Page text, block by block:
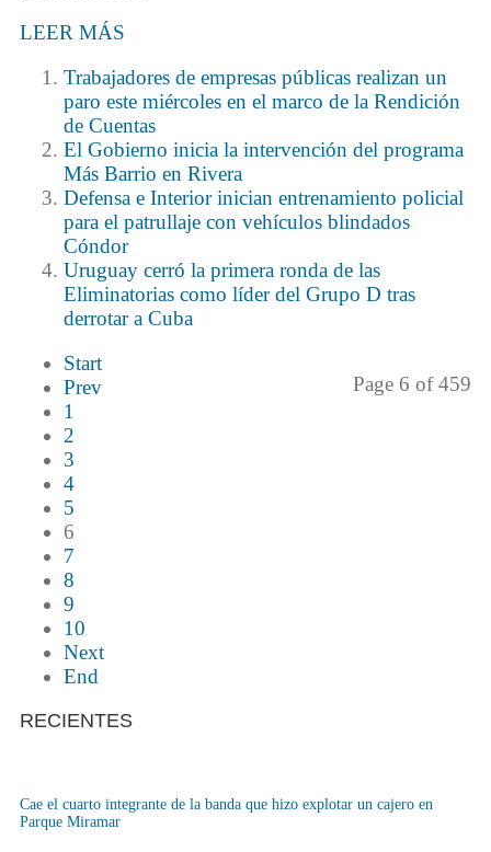
LEER MÁS
Trabajadores de empresas públicas realizan un
paro este miércoles en el marco de la Rendición
de Cuentas
El Gobierno inicia la intervención del programa
Más Barrio en Rivera
Defensa e Interior inician entrenamiento policial
para el patrullaje con vehículos blindados
Cóndor
Uruguay cerró la primera ronda de las
Eliminatorias como líder del Grupo D tras
derrotar a Cuba
Page 6 of 459
Start
Prev
1
2
3
4
5
6
7
8
9
10
Next
End
RECIENTES
Cae el cuarto integrante de la banda que hizo explotar un cajero en
Parque Miramar